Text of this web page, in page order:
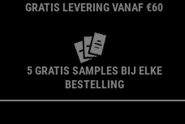
GRATIS LEVERING VANAF €60
5 GRATIS SAMPLES BIJ ELKE
BESTELLING